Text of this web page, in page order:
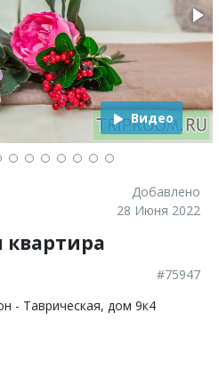
Видео
Добавлено
28 Июня 2022
#75947
- Таврическая, дом 9к4